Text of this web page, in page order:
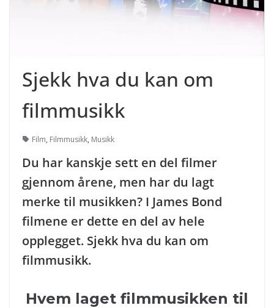
Sjekk hva du kan om
filmmusikk
Film, Filmmusikk, Musikk
Du har kanskje sett en del filmer
gjennom årene, men har du lagt
merke til musikken? I James Bond
filmene er dette en del av hele
opplegget. Sjekk hva du kan om
filmmusikk.
Hvem laget filmmusikken til